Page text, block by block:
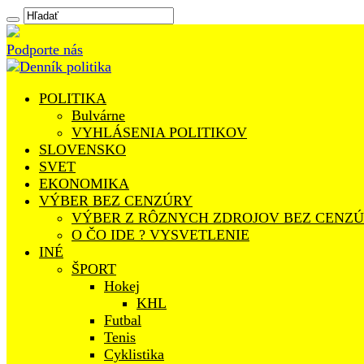
Podporte nás
POLITIKA
Bulvárne
VYHLÁSENIA POLITIKOV
SLOVENSKO
SVET
EKONOMIKA
VÝBER BEZ CENZÚRY
VÝBER Z RÔZNYCH ZDROJOV BEZ
O ČO IDE ? VYSVETLENIE
INÉ
ŠPORT
Hokej
KHL
Futbal
Tenis
Cyklistika